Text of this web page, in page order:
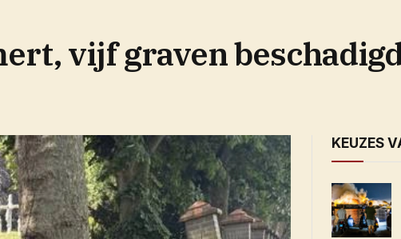
vijf graven
KEUZES